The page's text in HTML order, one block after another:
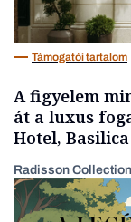
Támogatói tartalom
A figyelem
át a luxus
Hotel,
Radisson Collection